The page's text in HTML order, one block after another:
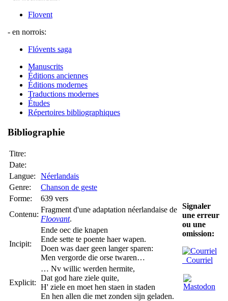
Flovent
- en norrois:
Flóvents saga
Manuscrits
Éditions anciennes
Éditions modernes
Traductions modernes
Études
Répertoires bibliographiques
Bibliographie
Titre:
Date:
Langue:
Néerlandais
Genre:
Chanson de geste
Forme:
639 vers
Contenu:
Fragment d'une adaptation néerlandaise de
Floovant.
Incipit:
Ende oec die knapen
Ende sette te poente haer wapen.
Doen was daer geen langer sparen:
Men vergorde die orse twaren…
Explicit:
… Nv willic werden hermite,
Dat god hare ziele quite,
H' ziele en moet hen staen in staden
En hen allen die met zonden sijn geladen.
Signaler
une erreur
ou une
omission:
Courriel